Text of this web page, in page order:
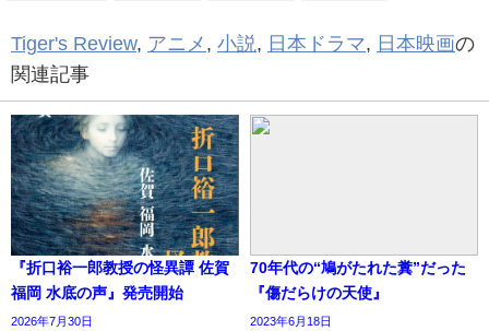
Tiger's Review, アニメ , 小説, 日本ドラマ, 日本映画の
関連記事
『折口裕一郎教授の怪異譚 佐賀
福岡 水底の声』発売開始
2026年7月30日
70年代の“鳩がたれた糞”だった
『傷だらけの天使』
2023年6月18日